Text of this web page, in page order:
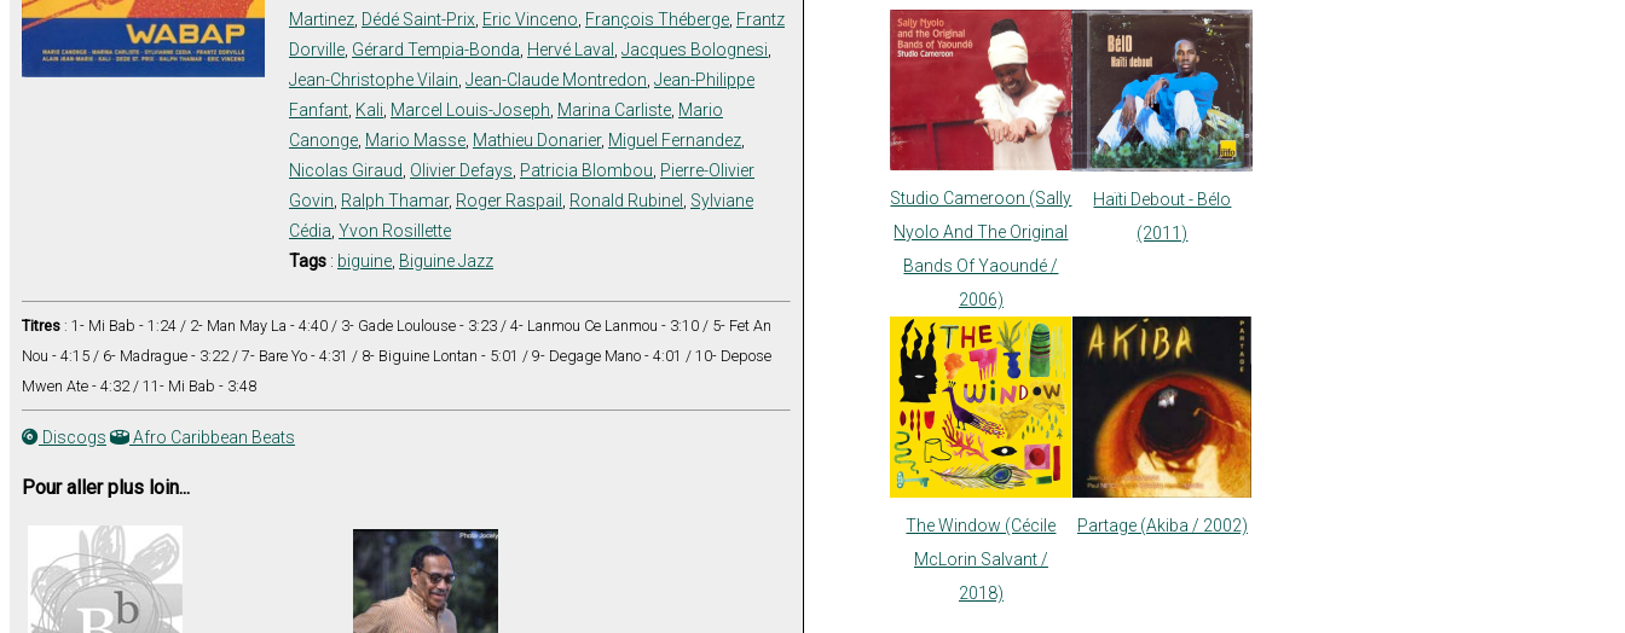
Martinez Dédé Saint-Prix Eric Vinceno François Théberge Frantz
Dorville Gérard Tempia-Bonda Hervé Laval Jacques Bolognesi
Jean-Christophe Vilain Jean-Claude Montredon Jean-Philippe
Fanfant Kali Marcel Louis-Joseph Marina Carliste Mario
Canonge Mario Masse Mathieu Donarier, Miguel Fernandez
Nicolas Giraud Olivier Defays Patricia Blombou Pierre-Olivier
Govin Ralph Thamar, Roger Raspail Ronald Rubinel
Sylviane
Cédia Yvon Rosillette
Tags : biguine Biguine Jazz
Titres : 1- Mi Bab - 1:24 / 2- Man May La - 4:40 / 3- Gade Loulouse - 3:23 / 4- Lanmou Ce Lanmou - 3:10 / 5- Fet An
Nou - 4:15 / 6- Madrague - 3:22 / 7- Bare Yo - 4:31 / 8- Biguine Lontan - 5:01 / 9- Degage Mano - 4:01 / 10- Depose
Mwen Ate - 4:32 / 11- Mi Bab - 3:48
Discogs Afro Caribbean Beats
Pour aller plus loin...
Studio Cameroon (Sally
Nyolo And The Original
Bands Of Yaoundé /
2006)
Haïti Debout - Bélo
(2011)
The Window (Cécile
McLorin Salvant /
2018)
Partage (Akiba / 2002)